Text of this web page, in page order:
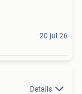
20 jul 26
Details